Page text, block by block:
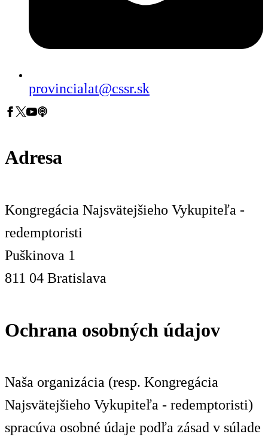
provincialat@cssr.sk
Adresa
Kongregácia Najsvätejšieho Vykupiteľa -
redemptoristi
Puškinova 1
811 04 Bratislava
Ochrana osobných údajov
Naša organizácia (resp. Kongregácia
Najsvätejšieho Vykupiteľa - redemptoristi)
spracúva osobné údaje podľa zásad v súlade